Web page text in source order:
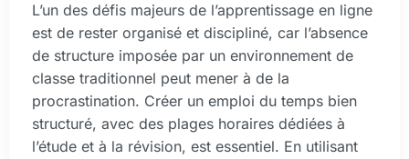
L’un des défis majeurs de l’apprentissage en ligne
est de rester organisé et discipliné, car l’absence
de structure imposée par un environnement de
classe traditionnel peut mener à de la
procrastination. Créer un emploi du temps bien
structuré, avec des plages horaires dédiées à
l’étude et à la révision, est essentiel. En utilisant